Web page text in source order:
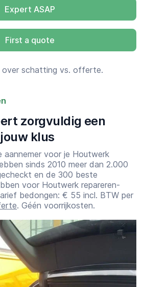
Expert ASAP
First a quote
schatting vs. offerte.
zorgvuldig een
klus
voor je Houtwerk
sinds 2010 meer dan 2.000
en de 300 beste
voor Houtwerk repareren-
bedongen: € 55 incl. BTW per
. Géén voorrijkosten.